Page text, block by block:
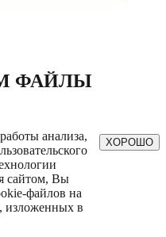
ФАЙЛЫ
анализа,
сайтом, Вы
файлов на
изложенных в
ХОРОШО